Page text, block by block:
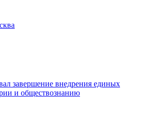
завершение внедрения единых
и обществознанию